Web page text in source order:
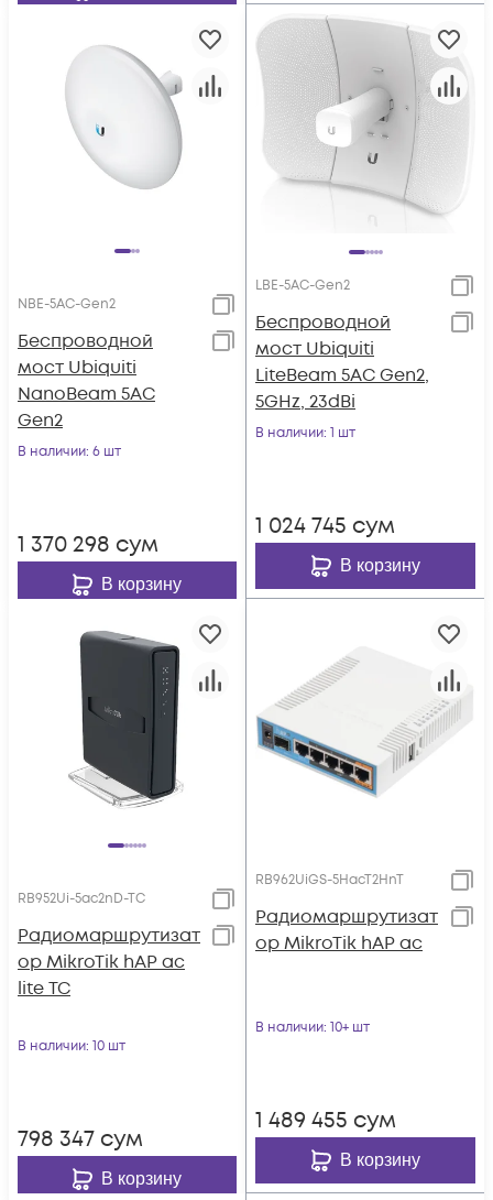
NBE-5AC-Gen2
Беспроводной
мост Ubiquiti
NanoBeam 5AC
Gen2
В наличии: 6 шт
1 370 298 сум
В корзину
LBE-5AC-Gen2
Беспроводной
мост Ubiquiti
LiteBeam 5AC Gen2,
5GHz, 23dBi
В наличии: 1 шт
1 024 745 сум
В корзину
RB952Ui-5ac2nD-TC
Радиомаршрутизат
ор MikroTik hAP ac
lite TC
В наличии: 10 шт
798 347 сум
В корзину
RB962UiGS-5HacT2HnT
Радиомаршрутизат
ор MikroTik hAP ac
В наличии: 10+ шт
1 489 455 сум
В корзину